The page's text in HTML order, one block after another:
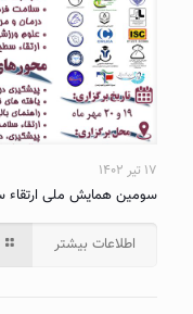
۱۷ تیر ۱۴۰۲
سومین همایش ملی ارتقاء
اطلاعات بیشتر